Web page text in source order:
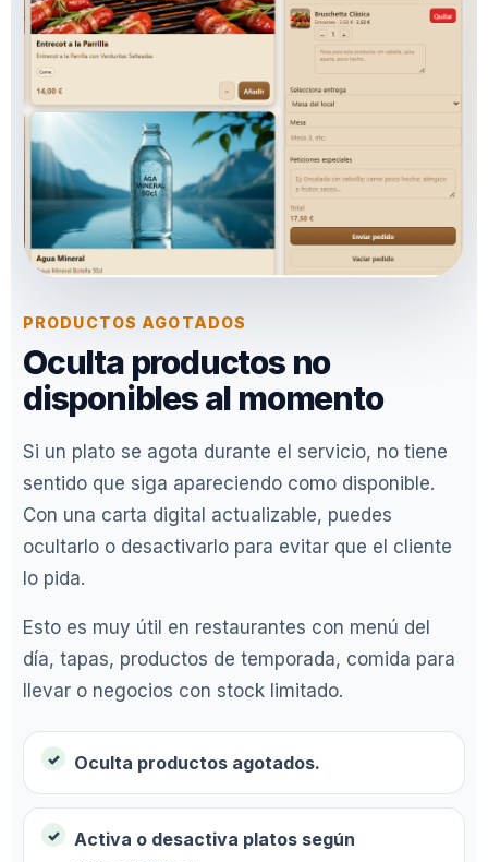
PRODUCTOS AGOTADOS
Oculta productos no
disponibles al momento
Si un plato se agota durante el servicio, no tiene
sentido que siga apareciendo como disponible.
Con una carta digital actualizable, puedes
ocultarlo o desactivarlo para evitar que el cliente
lo pida.
Esto es muy útil en restaurantes con menú del
día, tapas, productos de temporada, comida para
llevar o negocios con stock limitado.
Oculta productos agotados.
Activa o desactiva platos según